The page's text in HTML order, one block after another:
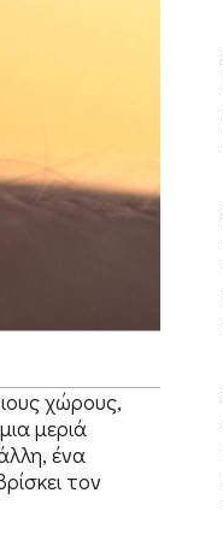
χώρους,
μεριά
ένα
τον